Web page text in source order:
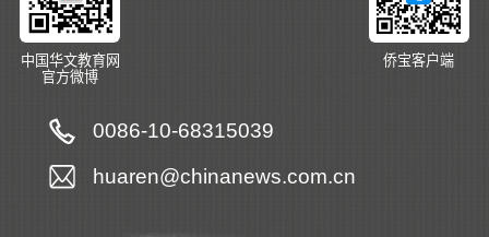
中国华文教育网
官方微博
侨宝客户端
0086-10-68315039
huaren@chinanews.com.cn